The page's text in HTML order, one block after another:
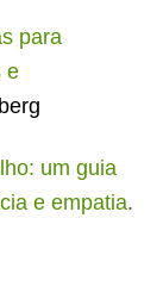
para
e
um guia
e empatia.